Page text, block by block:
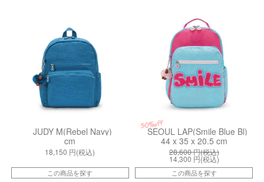
JUDY M(Rebel Navy)
cm
18,150 円(税込)
この商品を探す
50%off
SEOUL LAP(Smile Blue Bl)
44 x 35 x 20.5 cm
28,600円(税込)
14,300 円(税込)
この商品を探す